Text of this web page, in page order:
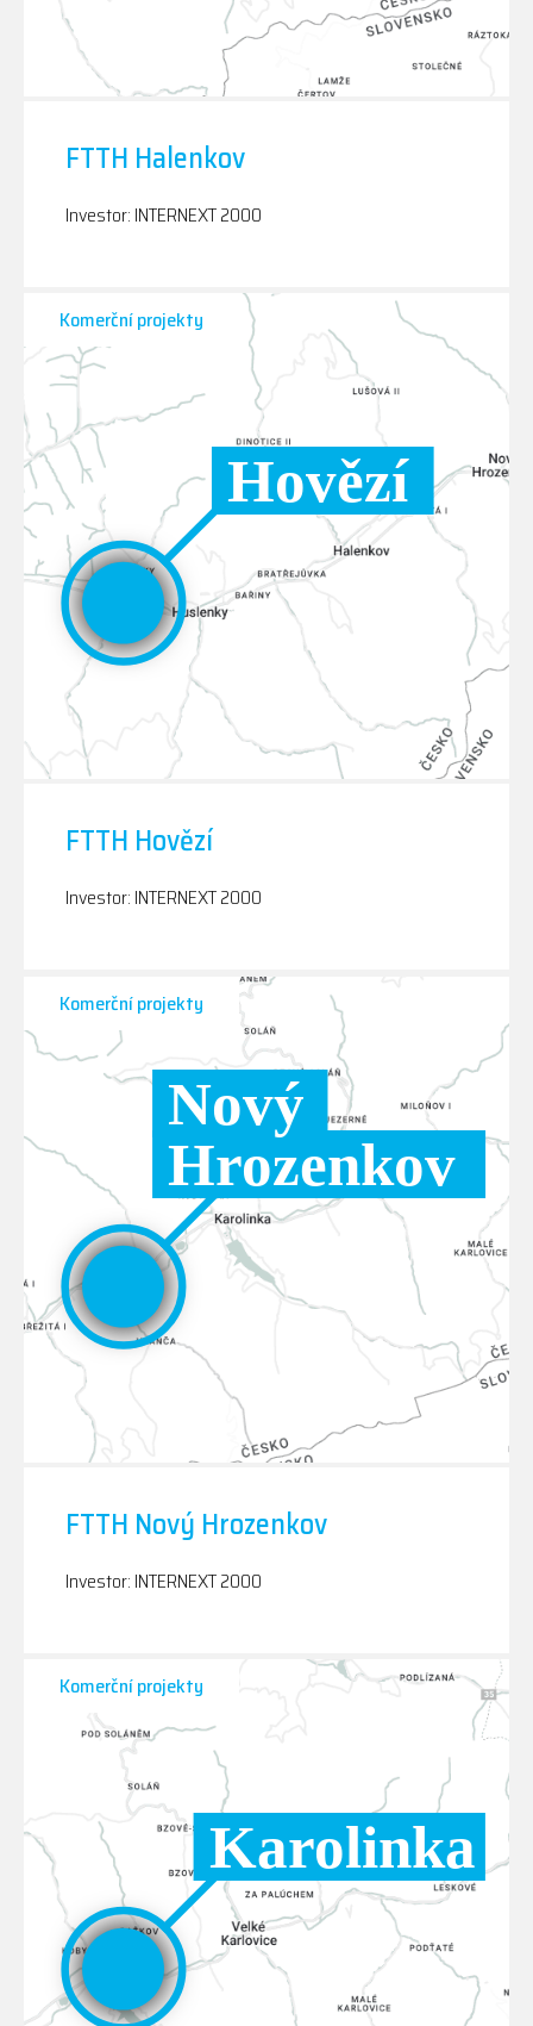
FTTH Halenkov
Investor: INTERNEXT 2000
Komerční projekty
FTTH Hovězí
Investor: INTERNEXT 2000
Komerční projekty
FTTH Nový Hrozenkov
Investor: INTERNEXT 2000
Komerční projekty